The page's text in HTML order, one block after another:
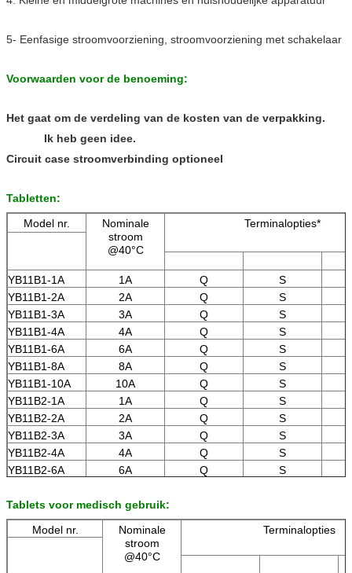
5- Eenfasige stroomvoorziening, stroomvoorziening met schakelaar
Voorwaarden voor de benoeming:
Het gaat om de verdeling van de kosten van de verpakking.
Ik heb geen idee.
Circuit case stroomverbinding optioneel
Tabletten:
Model nr.
Nominale
stroom
@40°C
Terminalopties*
YB11B1-1A 1A Q
S
YB11B1-2A
2A Q
S
YB11B1-3A
3A Q
S
YB11B1-4A
4A Q
S
YB11B1-6A
6A Q
S
YB11B1-8A
8A Q
S
YB11B1-10A
10A Q
S
YB11B2-1A
1A Q
S
YB11B2-2A
2A Q
S
YB11B2-3A
3A Q
S
YB11B2-4A
4A Q
S
YB11B2-6A
6A Q
S
YB11B2-10A
10A
Tablets voor medisch gebruik:
Model nr.
Nominale
stroom
@40°C
Terminalopties